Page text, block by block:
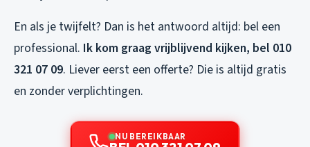
En als je twijfelt? Dan is het antwoord altijd: bel een
professional. Ik kom graag vrijblijvend kijken, bel 010
321 07 09. Liever eerst een offerte? Die is altijd gratis
en zonder verplichtingen.
NU BEREIKBAAR